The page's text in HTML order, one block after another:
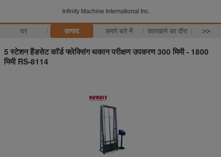
Infinity Machine International Inc.
घर उत्पाद हमारे बारे में कारखाने का दौरा >>
5 स्टेशन हैंडसेट कॉर्ड फ्लेक्सिंग थकान परीक्षण उपकरण 300 मिमी - 1800
मिमी RS-8114